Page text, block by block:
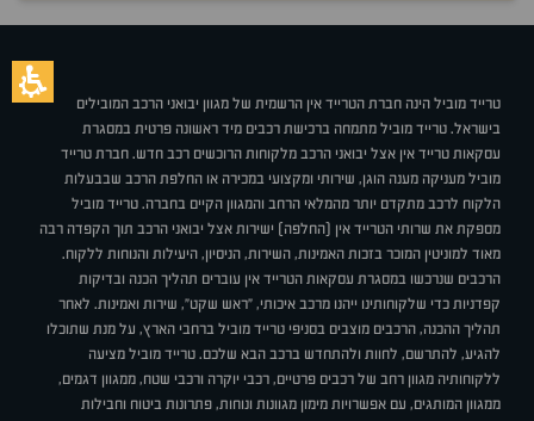
טרייד מוביל הינה חברת הטרייד אין הרשמית של מגוון יבואני הרכב המובילים
בישראל. טרייד מוביל מתמחה ברכישת רכבים מיד ראשונה פרטית במסגרת
עסקאות טרייד אין אצל יבואני הרכב מלקוחות הרוכשים רכב חדש. חברת טרייד
מוביל מעניקה מענה הוגן, שירותי ומקצועי במכירה או החלפת הרכב שבבעלות
הלקוח לרכב מתקדם יותר מהמלאי הרחב והמגוון הקיים בחברה. טרייד מוביל
מספקת את שרותי הטרייד אין (החלפה) ישירות אצל יבואני הרכב תוך הקפדה רבה
מאוד למוניטין המוכר בזכות האמינות, השירות, הניסיון, היעילות והנוחות ללקוח.
הרכבים שנרכשו במסגרת עסקאות הטרייד אין עוברים תהליך הכנה ובדיקות
קפדניות כדי שלקוחותינו ייהנו מרכב איכותי, "ראש שקט", שירות ואמינות. לאחר
תהליך ההכנה, הרכבים מוצבים בסניפי טרייד מוביל ברחבי הארץ, על מנת שתוכלו
להגיע, להתרשם, לחוות ולהתחדש ברכב הבא שלכם. טרייד מוביל מציעה
ללקוחותיה מגוון רחב של רכבים פרטיים, רכבי יוקרה ורכבי שטח, ממגוון דגמים,
ממגוון המותגים, עם אפשרויות מימון מגוונות ונוחות, פתרונות ביטוח וחבילות